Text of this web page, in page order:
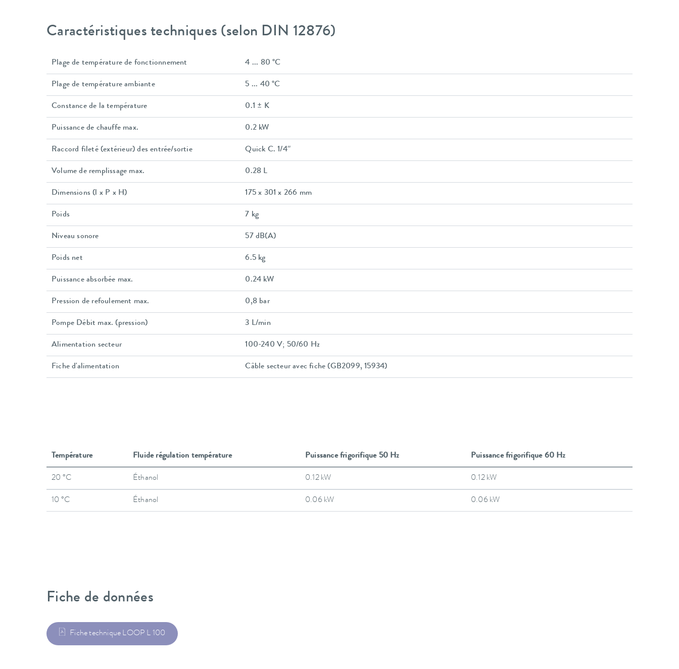
Caractéristiques techniques (selon DIN 12876)
Plage de température de fonctionnement 4 ... 80 °C
Plage de température ambiante 5 ... 40 °C
Constance de la température 0.1 ± K
Puissance de chauffe max. 0.2 kW
Raccord fileté (extérieur) des entrée/sortie Quick C. 1/4″
Volume de remplissage max. 0.28 L
Dimensions (l x P x H) 175 x 301 x 266 mm
Poids 7 kg
Niveau sonore 57 dB(A)
Poids net 6.5 kg
Puissance absorbée max. 0.24 kW
Pression de refoulement max. 0,8 bar
Pompe Débit max. (pression) 3 L/min
Alimentation secteur 100-240 V; 50/60 Hz
Fiche d'alimentation Câble secteur avec fiche (GB2099, 15934)
Température Fluide régulation température Puissance frigorifique 50 Hz Puissance frigorifique 60 Hz
20 °C Éthanol 0.12 kW 0.12 kW
10 °C Éthanol 0.06 kW 0.06 kW
Fiche de données
Fiche technique LOOP L 100